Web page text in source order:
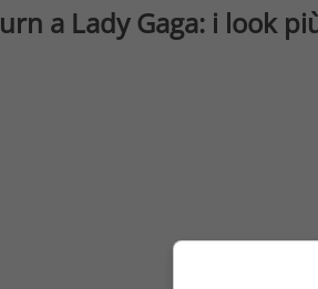
a Lady Gaga: i look